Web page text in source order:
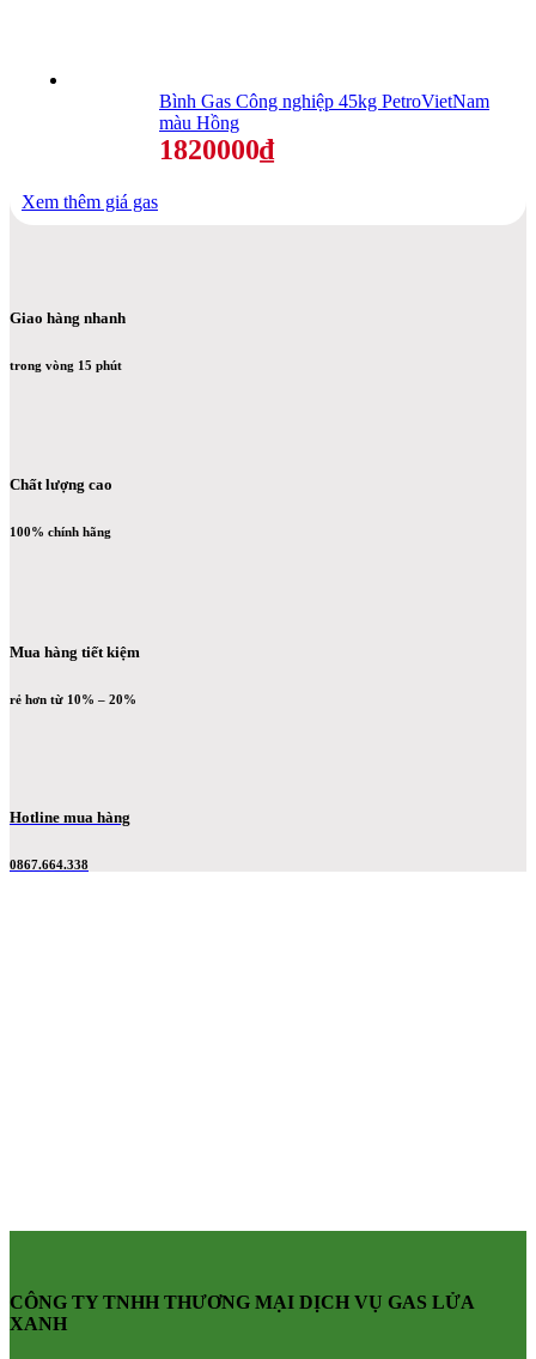
Bình Gas Công nghiệp 45kg PetroVietNam
màu Hồng
1820000₫
Xem thêm giá gas
Giao hàng nhanh
trong vòng 15 phút
Chất lượng cao
100% chính hãng
Mua hàng tiết kiệm
rẻ hơn từ 10% – 20%
Hotline mua hàng
0867.664.338
CÔNG TY TNHH THƯƠNG MẠI DỊCH VỤ GAS LỬA
XANH